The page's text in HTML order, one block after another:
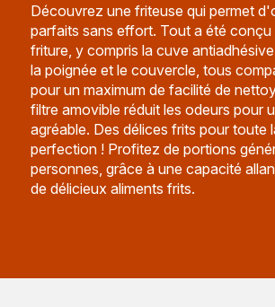
Découvrez une friteuse qui permet
parfaits sans effort. Tout a été conçu
friture, y compris la cuve
la poignée et le couvercle, tous
pour un maximum de facilité de
filtre amovible réduit les odeurs pour
agréable. Des délices frits pour toute
perfection ! Profitez de portions
personnes, grâce à une capacité
de délicieux aliments frits.